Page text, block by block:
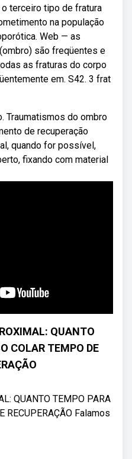
terceiro tipo de fratura
na população
Web — as
são freqüentes e
as fraturas do corpo
em. S42. 3 frat
Traumatismos do ombro
de recuperação
quando for possível,
fixando com material
QUANTO
COLAR TEMPO DE
QUANTO TEMPO PARA
RECUPERAÇÃO Falamos